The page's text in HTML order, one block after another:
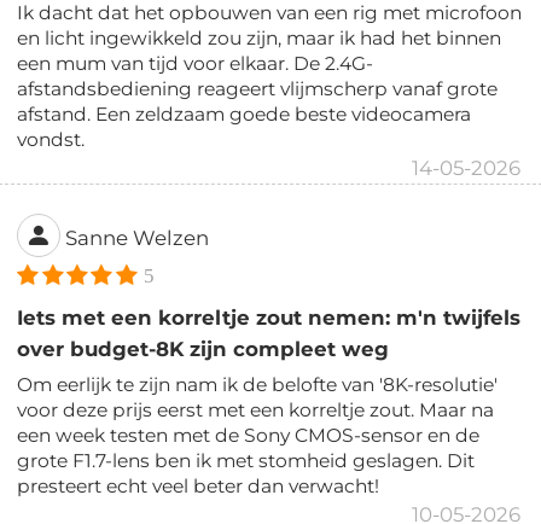
Ik dacht dat het opbouwen van een rig met microfoon
en licht ingewikkeld zou zijn, maar ik had het binnen
een mum van tijd voor elkaar. De 2.4G-
afstandsbediening reageert vlijmscherp vanaf grote
afstand. Een zeldzaam goede beste videocamera
vondst.
14-05-2026
Sanne Welzen
5
Iets met een korreltje zout nemen: m'n twijfels
over budget-8K zijn compleet weg
Om eerlijk te zijn nam ik de belofte van '8K-resolutie'
voor deze prijs eerst met een korreltje zout. Maar na
een week testen met de Sony CMOS-sensor en de
grote F1.7-lens ben ik met stomheid geslagen. Dit
presteert echt veel beter dan verwacht!
10-05-2026